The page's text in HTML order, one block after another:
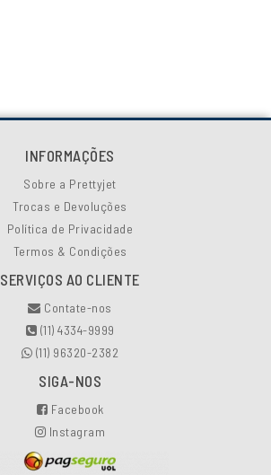
INFORMAÇÕES
Sobre a Prettyjet
Trocas e Devoluções
Política de Privacidade
Termos & Condições
SERVIÇOS AO CLIENTE
Contate-nos
(11) 4334-9999
(11) 96320-2382
SIGA-NOS
Facebook
Instagram